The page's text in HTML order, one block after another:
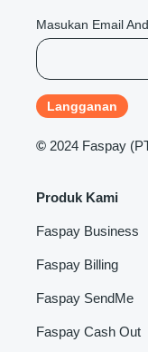
Masukan Email
© 2024 Faspay
Produk Kami
Faspay Business
Faspay Billing
Faspay SendMe
Faspay Cash Out